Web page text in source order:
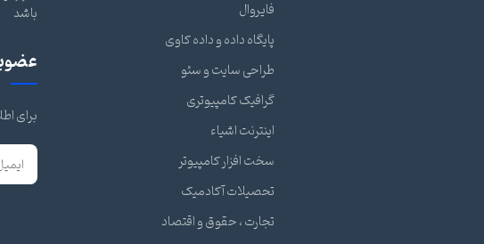
فایروال
پایگاه داده و داده کاوی
طراحی سایت و سئو
گرافیک کامپیوتری
اینترنت اشیاء
سخت افزار کامپیوتر
تحصیلات آکادمیک
تجارت ، حقوق و اقتصاد
باشد
برای